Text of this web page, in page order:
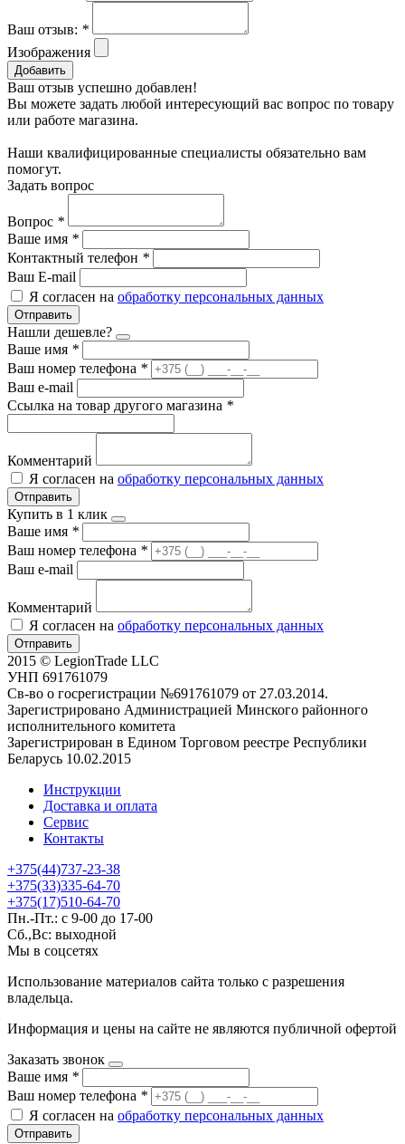
Ваш отзыв: *
Изображения
Добавить
Ваш отзыв успешно добавлен!
Вы можете задать любой интересующий вас вопрос по товару
или работе магазина.
Наши квалифицированные специалисты обязательно вам
помогут.
Задать вопрос
Вопрос *
Ваше имя *
Контактный телефон *
Ваш E-mail
Я согласен на обработку персональных данных
Отправить
Нашли дешевле?
Ваше имя *
Ваш номер телефона *
Ваш e-mail
Ссылка на товар другого магазина *
Комментарий
Я согласен на обработку персональных данных
Отправить
Купить в 1 клик
Ваше имя *
Ваш номер телефона *
Ваш e-mail
Комментарий
Я согласен на обработку персональных данных
Отправить
2015 © LegionTrade LLC
УНП 691761079
Св-во о госрегистрации №691761079 от 27.03.2014.
Зарегистрировано Администрацией Минского районного
исполнительного комитета
Зарегистрирован в Едином Торговом реестре Республики
Беларусь 10.02.2015
Инструкции
Доставка и оплата
Сервис
Контакты
+375(44)737-23-38
+375(33)335-64-70
+375(17)510-64-70
Пн.-Пт.: с 9-00 до 17-00
Сб.,Вс: выходной
Мы в соцсетях
Использование материалов сайта только с разрешения
владельца.
Информация и цены на сайте не являются публичной офертой
Заказать звонок
Ваше имя *
Ваш номер телефона *
Я согласен на обработку персональных данных
Отправить